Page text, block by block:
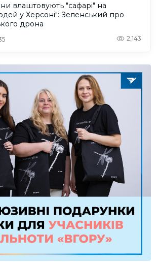
влаштовують "сафарі" на
у Херсоні": Зеленський про
дрона
2,143